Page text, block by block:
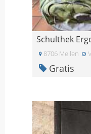
Schulthek
8706 Meilen
Gratis